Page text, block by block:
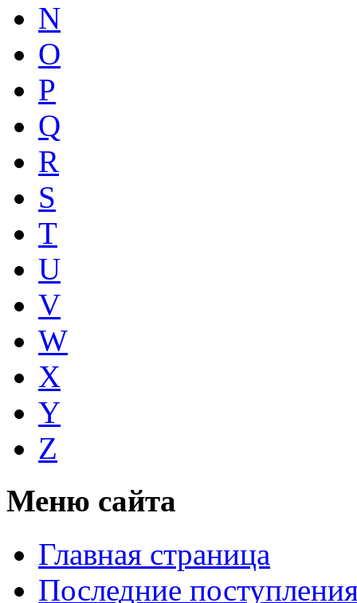
N
O
P
Q
R
S
T
U
V
W
X
Y
Z
Меню сайта
Главная страница
Последние